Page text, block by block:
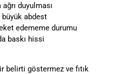
ağrı duyulması
büyük abdest
edememe durumu
baskı hissi
belirti göstermez ve fıtık